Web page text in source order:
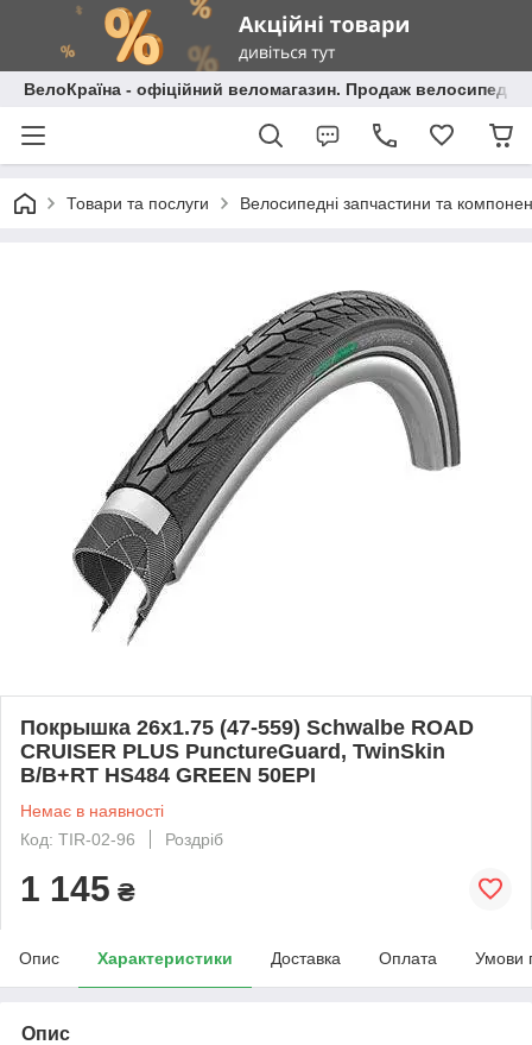
ВелоКраїна - офіційний веломагазин. Продаж велосипедів
Товари та послуги Велосипедні запчастини та
Покрышка 26x1.75 (47-559) Schwalbe ROAD
CRUISER PLUS PunctureGuard, TwinSkin
B/B+RT HS484 GREEN 50EPI
Немає в наявності
Код: TIR-02-96
Роздріб
1 145 ₴
Опис Характеристики Доставка Оплата Умови
Опис